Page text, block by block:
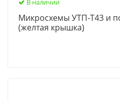
В наличии
Микросхемы УТП-Т43 и
(желтая крышка)